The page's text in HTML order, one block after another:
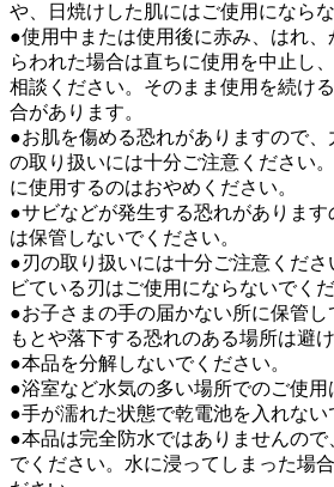
や、日焼けした肌にはご使用になら
●使用中または使用後に赤み、はれ
らわれた場合は直ちに使用を中止し
相談ください。そのまま使用を続け
合があります。
●お肌を傷める恐れがありますので
の取り扱いには十分ご注意ください
に使用するのはおやめください。
●サビなどが発生する恐れがありま
は保管しないでください。
●刃の取り扱いには十分ご注意くだ
ビている刃はご使用にならないでくだ
●お子さまの手の届かない所に保管
もとや落下する恐れのある場所は避
●本品を分解しないでください。
●浴室など水気の多い場所でのご使用
●手が濡れた状態で乾電池を入れない
●本品は完全防水ではありませんの
でください。水に浸ってしまった場